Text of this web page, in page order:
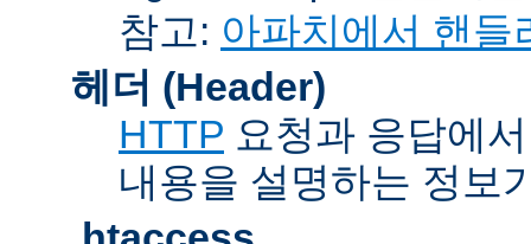
참고: 아파치에서 핸들
헤더 (Header)
HTTP 요청과 응답에
내용을 설명하는 정보